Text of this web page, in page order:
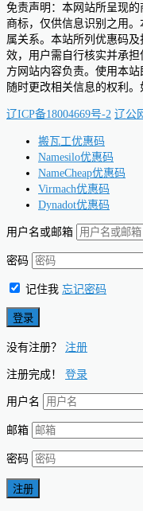
免责声明：本网站所呈现
商标，仅供信息识别之用
属关系。本站所列优惠码
效，用户需自行核实并承
方网站内容负责。使用本
随时更改相关信息的权利。
辽ICP备18004669号-2 辽公
搬瓦工优惠码
Namesilo优惠码
NameCheap优惠码
Virmach优惠码
Dynadot优惠码
用户名或邮箱
密码
记住我 忘记密码
没有注册？ 注册
注册完成！ 登录
用户名
邮箱
密码